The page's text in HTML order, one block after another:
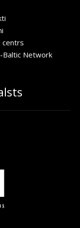
centrs
Baltic Network